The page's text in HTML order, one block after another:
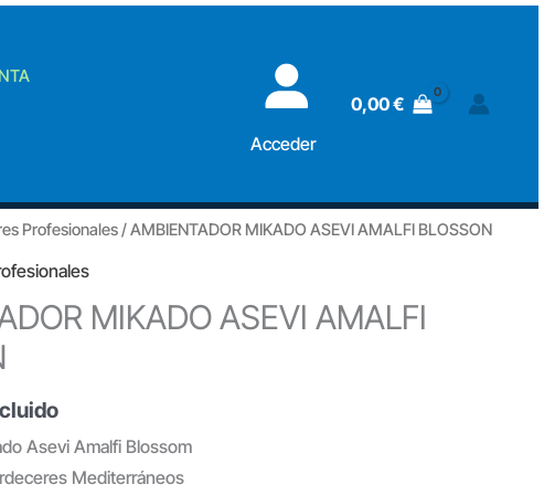
Acceder
0,00€
Profesionales/ AMBIENTADOR MIKADO ASEVI AMALFI BLOSSON
MIKADO ASEVI AMALFI
Asevi Amalfi Blossom
Mediterráneos